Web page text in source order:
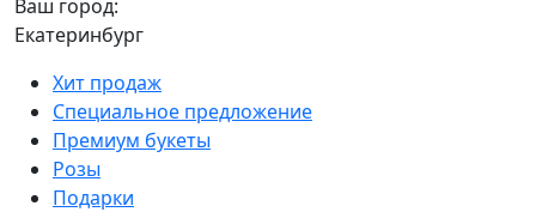
Ваш город:
Екатеринбург
Хит продаж
Специальное предложение
Премиум букеты
Розы
Подарки